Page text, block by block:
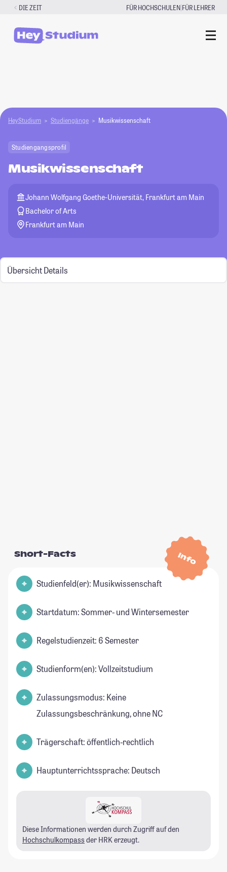
Zum
springen
DIE ZEIT FÜR HOCHSCHULEN|FÜR LEHRER
HeyStudium Studiengänge Musikwissenschaft
Studiengangsprofil
Musikwissenschaft
Johann Wolfgang Goethe-Universität, Frankfurt am Main
Bachelor of Arts
Frankfurt am Main
Übersicht Details
Info
Short-Facts
Studienfeld(er): Musikwissenschaft
Startdatum: Sommer- und Wintersemester
Regelstudienzeit: 6 Semester
Studienform(en): Vollzeitstudium
Zulassungsmodus: Keine
Zulassungsbeschränkung, ohne NC
Trägerschaft: öffentlich-rechtlich
Hauptunterrichtssprache: Deutsch
Diese Informationen werden durch Zugriff auf den
Hochschulkompass der HRK erzeugt.